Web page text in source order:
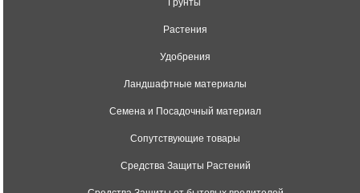
Растения
Удобрения
Ландшафтные материалы
Семена и Посадочный материал
Сопутствующие товары
Средства Защиты Растений